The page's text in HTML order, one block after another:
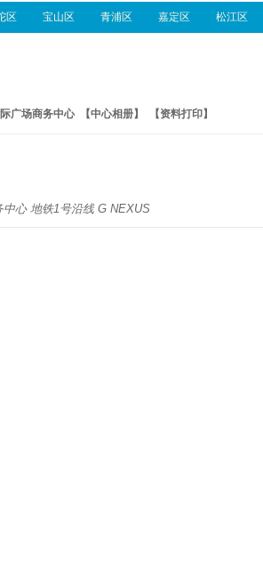
区 宝山区 青浦区 嘉定区 松江区
广场商务中心 【中心相册】 【资料打印】
心 地铁1号沿线 G NEXUS